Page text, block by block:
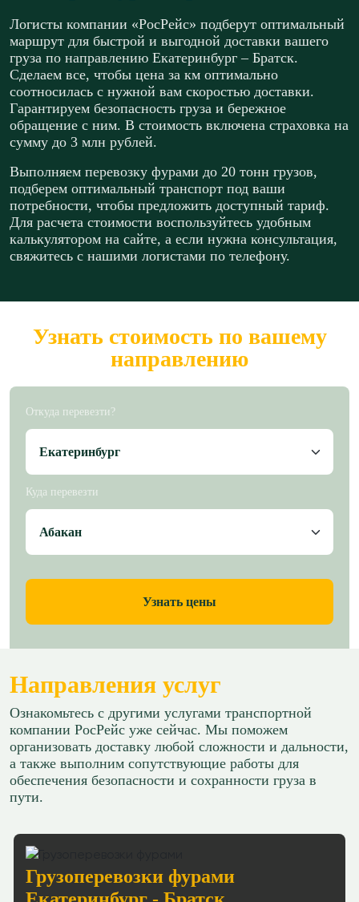
Логисты компании «РосРейс» подберут оптимальный
маршрут для быстрой и выгодной доставки вашего
груза по направлению Екатеринбург – Братск.
Сделаем все, чтобы цена за км оптимально
соотносилась с нужной вам скоростью доставки.
Гарантируем безопасность груза и бережное
обращение с ним. В стоимость включена страховка на
сумму до 3 млн рублей.
Выполняем перевозку фурами до 20 тонн грузов,
подберем оптимальный транспорт под ваши
потребности, чтобы предложить доступный тариф.
Для расчета стоимости воспользуйтесь удобным
калькулятором на сайте, а если нужна консультация,
свяжитесь с нашими логистами по телефону.
Узнать стоимость по вашему
направлению
Откуда перевезти?
Куда перевезти
Узнать цены
Направления услуг
Ознакомьтесь с другими услугами транспортной
компании РосРейс уже сейчас. Мы поможем
организовать доставку любой сложности и дальности,
а также выполним сопутствующие работы для
обеспечения безопасности и сохранности груза в
пути.
Грузоперевозки фурами